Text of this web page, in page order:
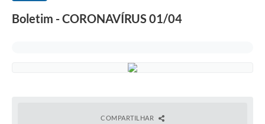
Boletim - CORONAVÍRUS 01/04
COMPARTILHAR